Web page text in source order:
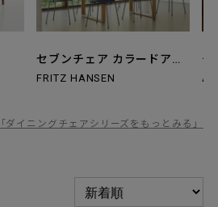
セブンチェア カラードアッシュ・ラッカー
FRITZ HANSEN
チ
「ダイニングチェアシリーズをもっとみる」